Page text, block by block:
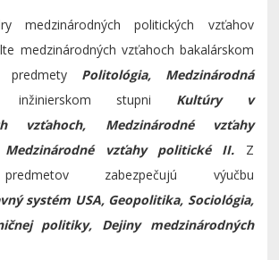
medzinárodných politických vzťahov
medzinárodných vzťahoch bakalárskom
predmety Politológia, Medzinárodná
inžinierskom stupni
Kultúry v
vzťahoch, Medzinárodné vzťahy
Medzinárodné vzťahy politické II. Z
zabezpečujú výučbu
systém USA, Geopolitika, Sociológia,
politiky, Dejiny medzinárodných